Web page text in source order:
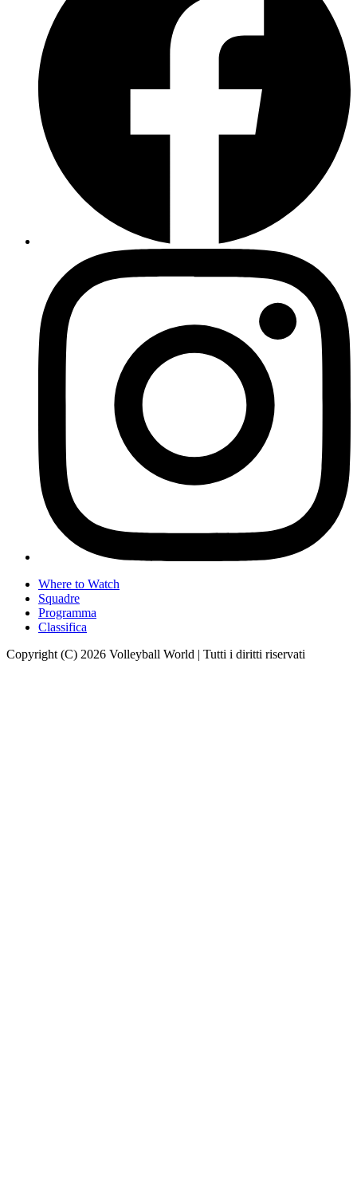
Where to Watch
Squadre
Programma
Classifica
Copyright (C) 2026 Volleyball World | Tutti i diritti riservati